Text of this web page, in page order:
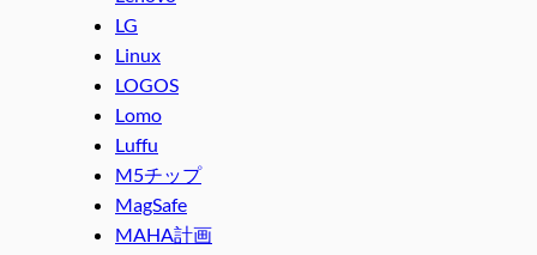
LG
Linux
LOGOS
Lomo
Luffu
M5チップ
MagSafe
MAHA計画